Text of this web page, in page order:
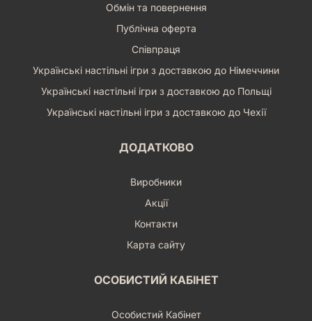
Обмін та повернення
Публічна оферта
Співпраця
Українські настільні ігри з доставкою до Німеччини
Українські настільні ігри з доставкою до Польщі
Українські настільні ігри з доставкою до Чехії
ДОДАТКОВО
Виробники
Акції
Контакти
Карта сайту
ОСОБИСТИЙ КАБІНЕТ
Особистий Кабінет